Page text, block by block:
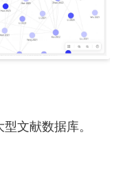
文献数据库。